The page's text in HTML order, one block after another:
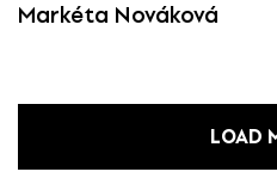
Markéta Nováková
LOAD